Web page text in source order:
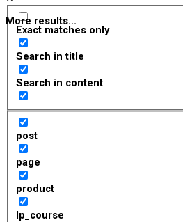
More results...
Exact matches only
Search in title
Search in content
post
page
product
lp_course